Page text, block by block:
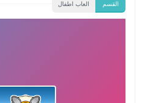
القسم العاب اطفال